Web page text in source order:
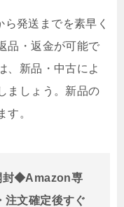
発送までを素早く
品・返金が可能で
、新品・中古によ
ましょう。新品の
す。
封◆Amazon専
注文確定後すぐ